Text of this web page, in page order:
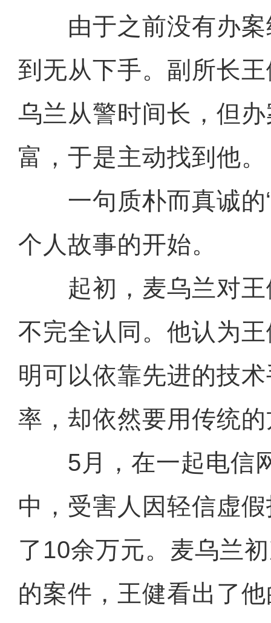
由于之前没有办案
到无从下手。副所长
乌兰从警时间长，但
富，于是主动找到他。
一句质朴而真诚的“
个人故事的开始。
起初，麦乌兰对王
不完全认同。他认为
明可以依靠先进的技
率，却依然要用传统
5月，在一起电信
中，受害人因轻信虚
了10余万元。麦乌兰
的案件，王健看出了